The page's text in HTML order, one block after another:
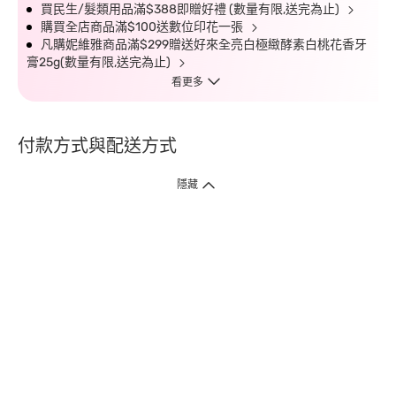
買民生/髮類用品滿$388即贈好禮 (數量有限,送完為止)
購買全店商品滿$100送數位印花一張
凡購妮維雅商品滿$299贈送好來全亮白極緻酵素白桃花香牙
膏25g(數量有限,送完為止)
看更多
付款方式與配送方式
隱藏